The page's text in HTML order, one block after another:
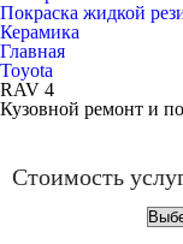
Покраска жидкой
Керамика
Главная
Toyota
RAV 4
Кузовной ремонт и
Стоимость